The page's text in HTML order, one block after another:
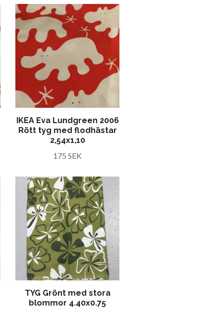
IKEA Eva Lundgreen 2006
Rött tyg med flodhästar
2,54x1,10
175 SEK
TYG Grönt med stora
blommor 4.40x0.75